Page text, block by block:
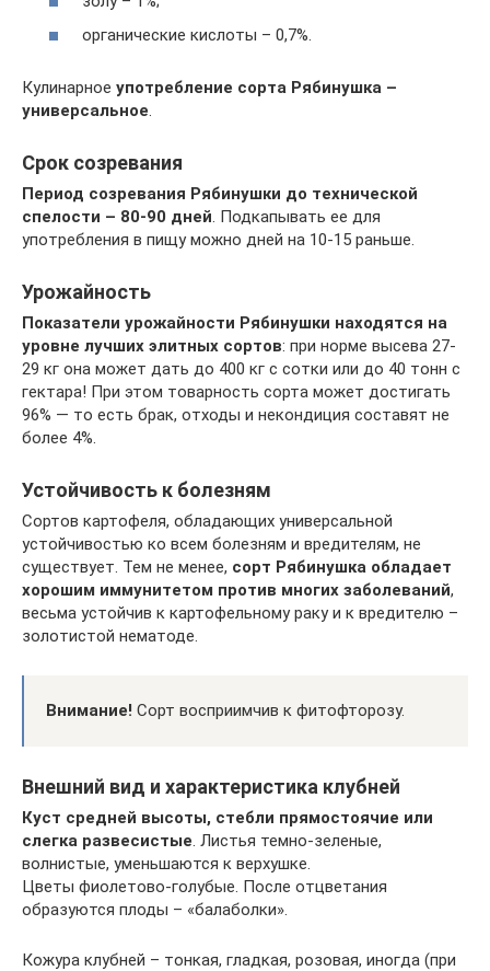
органические кислоты – 0,7%.
Кулинарное употребление сорта Рябинушка –
универсальное.
Срок созревания
Период созревания Рябинушки до технической
спелости – 80-90 дней. Подкапывать ее для
употребления в пищу можно дней на 10-15 раньше.
Урожайность
Показатели урожайности Рябинушки находятся на
уровне лучших элитных сортов: при норме высева 27-
29 кг она может дать до 400 кг с сотки или до 40 тонн с
гектара! При этом товарность сорта может достигать
96% — то есть брак, отходы и некондиция составят не
более 4%.
Устойчивость к болезням
Сортов картофеля, обладающих универсальной
устойчивостью ко всем болезням и вредителям, не
существует. Тем не менее, сорт Рябинушка обладает
хорошим иммунитетом против многих заболеваний,
весьма устойчив к картофельному раку и к вредителю –
золотистой нематоде.
Внимание! Сорт восприимчив к фитофторозу.
Внешний вид и характеристика клубней
Куст средней высоты, стебли прямостоячие или
слегка развесистые. Листья темно-зеленые,
волнистые, уменьшаются к верхушке.
Цветы фиолетово-голубые. После отцветания
образуются плоды – «балаболки».
Кожура клубней – тонкая, гладкая, розовая, иногда (при